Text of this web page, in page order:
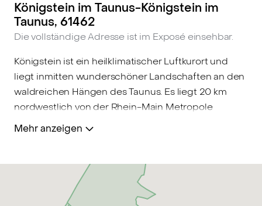
Königstein im Taunus-Königstein im
Taunus, 61462
Die vollständige Adresse ist im Exposé einsehbar.
Königstein ist ein heilklimatischer Luftkurort und
liegt inmitten wunderschöner Landschaften an den
waldreichen Hängen des Taunus. Es liegt 20 km
nordwestlich von der Rhein-Main Metropole
Frankfurt, welche in ca. 20 Minuten Fahrzeit zu
erreichen ist. Die Fußgängerzone welche sich in der
Einkaufsmöglichkeiten sowie eine Vielzahl von
Restaurants und Cafés. Königstein ist besonders für
Familien ideal. Für Kinder im Vorschulalter sind
Mehr anzeigen